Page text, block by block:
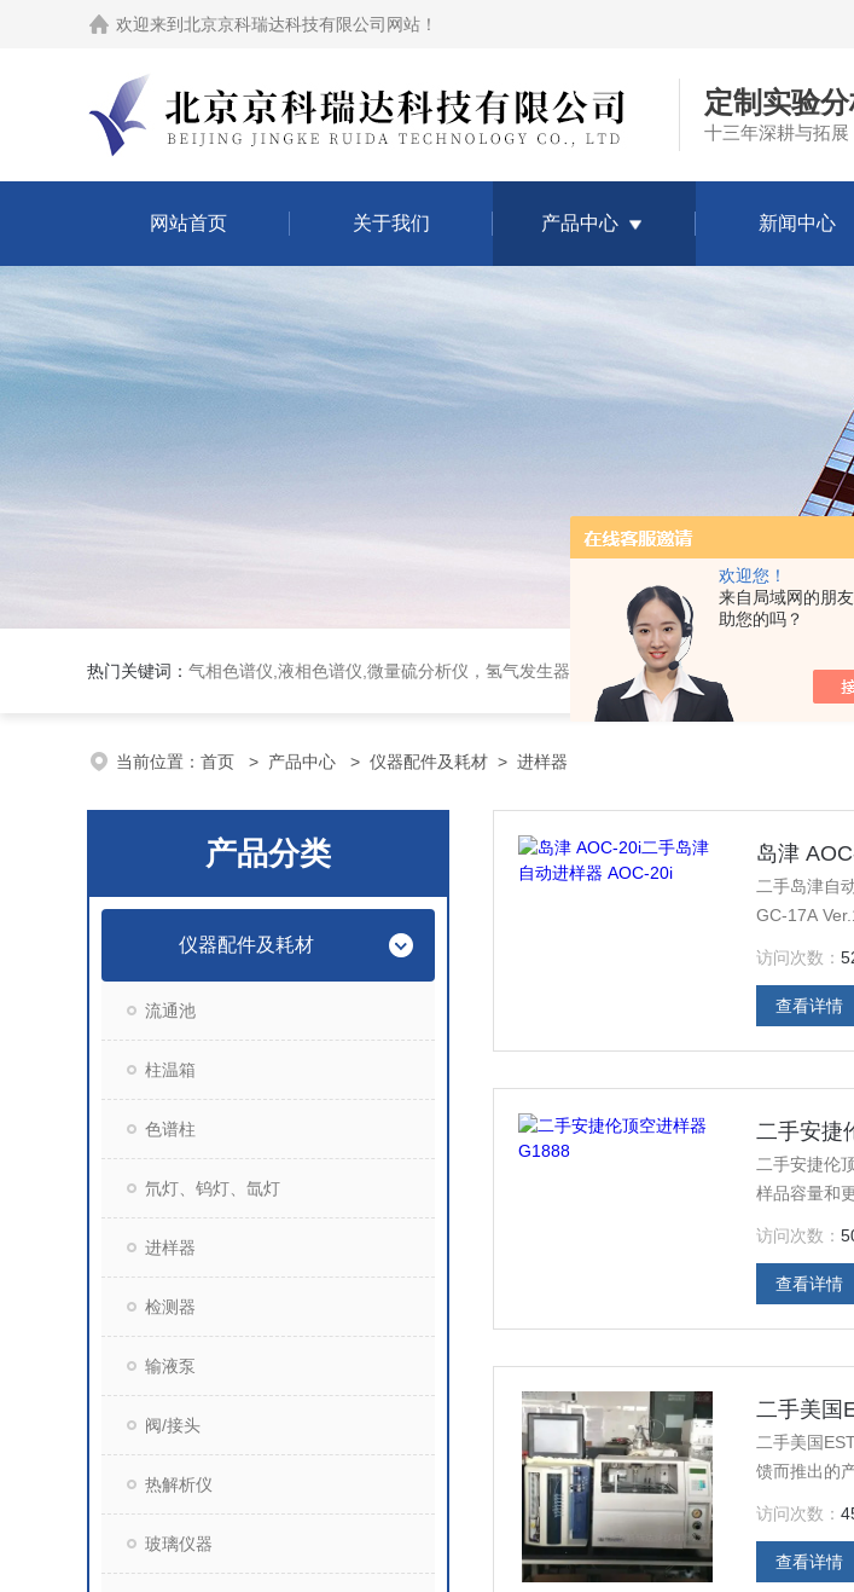
欢迎您！
来自局域网的朋
助您的吗？
欢迎来到 北京京科瑞达科技有限公司网站 ！
定制实验
十三年深耕与拓
网站首页 关于我们 产品中心 新闻中心
热门关键词： 气相色谱仪,液相色谱仪,微量硫分析仪，氢气发生器，氮气发生器，空气发生器，色谱耗件（N2000色谱工作站，色谱柱、阀件、进样器、色谱担体），顶空进样器，热解析仪，紫外分光光度计，原子吸收分光光
当前位置： 首页 > 产品中心 > 仪器配件及耗材 > 进样器
产品分类
仪器配件及耗材
流通池
柱温箱
色谱柱
氘灯、钨灯、氙灯
进样器
检测器
输液泵
阀/接头
热解析仪
玻璃仪器
岛津
二手岛津自
GC-17A
访问次数：
查看详情
二手安捷
二手安捷伦
样品容量和
访问次数：
查看详情
二手美国
二手美国
馈而推出的
访问次数：
查看详情